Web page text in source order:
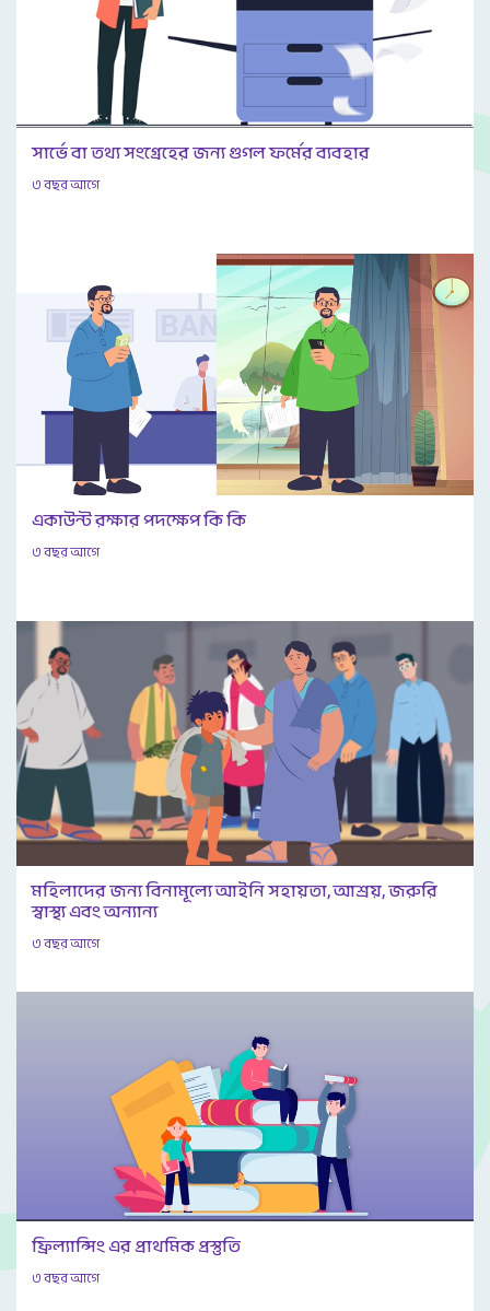
সার্ভে বা তথ্য সংগ্রেহের জন্য গুগল ফর্মের ব্যবহার
৩ বছর আগে
একাউন্ট রক্ষার পদক্ষেপ কি কি
৩ বছর আগে
মহিলাদের জন্য বিনামূল্যে আইনি সহায়তা, আশ্রয়, জরুরি
স্বাস্থ্য এবং অন্যান্য
৩ বছর আগে
ফ্রিল্যান্সিং এর প্রাথমিক প্রস্তুতি
৩ বছর আগে